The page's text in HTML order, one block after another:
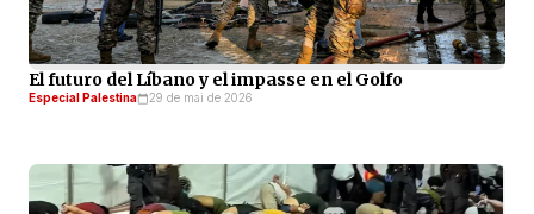
El futuro del Líbano y el impasse en el Golfo
Especial Palestina 29 de mai de 2026